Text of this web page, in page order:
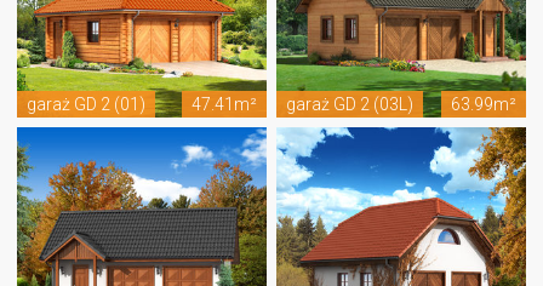
garaż GD 2 (01) 47.41m² garaż GD 2 (03L) 63.99m²